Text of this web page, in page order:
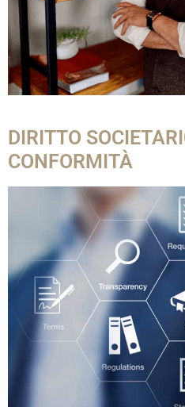
DIRITTO
CONFORMITÀ